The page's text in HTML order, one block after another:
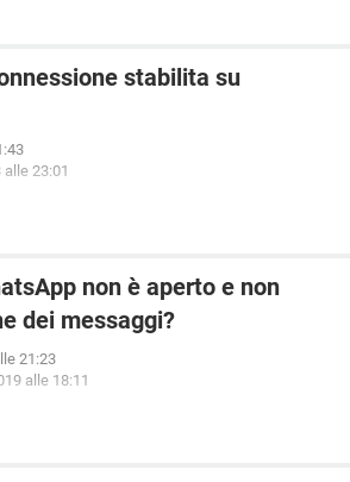
stabilita su
23:01
non è aperto e non
dei messaggi?
21:23
alle 18:11